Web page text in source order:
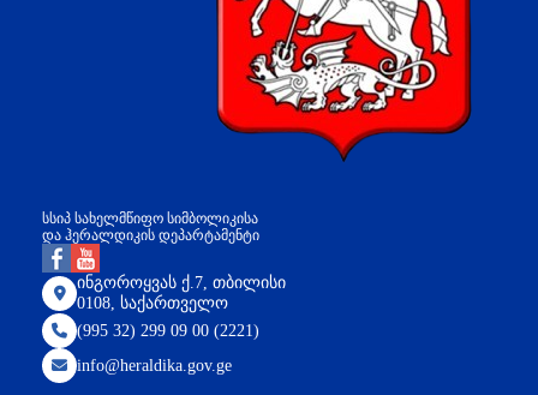
სსიპ სახელმწიფო სიმბოლიკისა
და ჰერალდიკის დეპარტამენტი
ინგოროყვას ქ.7, თბილისი
0108, საქართველო
(995 32) 299 09 00 (2221)
info@heraldika.gov.ge